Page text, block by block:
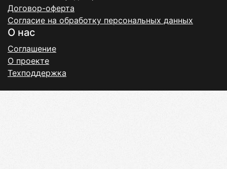
Договор-оферта
Согласие на обработку персональных данных
О нас
Соглашение
О проекте
Техподдержка